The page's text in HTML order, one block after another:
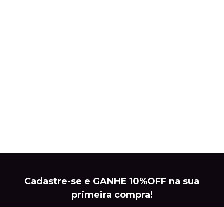
Cadastre-se e GANHE 10%OFF na sua
primeira compra!